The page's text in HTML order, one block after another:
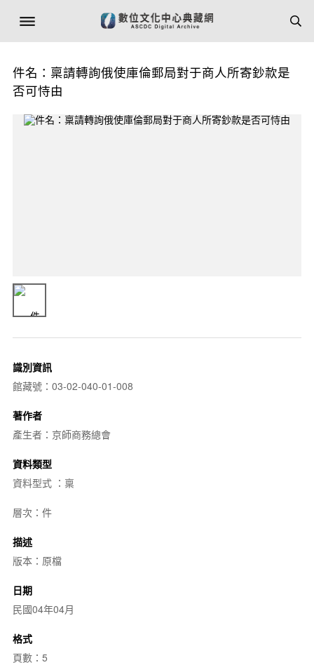
件名：稟請轉詢俄使庫倫郵局對于商人所寄鈔款是
否可恃由
識別資訊
館藏號：03-02-040-01-008
著作者
產生者：京師商務總會
資料類型
資料型式 ：稟
層次：件
描述
版本：原檔
日期
民國04年04月
格式
頁數：5